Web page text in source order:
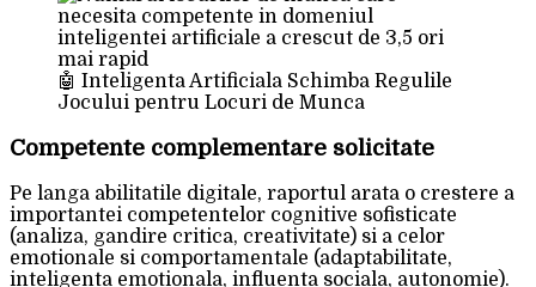
🤖 Inteligenta Artificiala Schimba Regulile
Jocului pentru Locuri de Munca
Competente complementare solicitate
Pe langa abilitatile digitale, raportul arata o crestere a
importantei competentelor cognitive sofisticate
(analiza, gandire critica, creativitate) si a celor
emotionale si comportamentale (adaptabilitate,
inteligenta emotionala, influenta sociala, autonomie).